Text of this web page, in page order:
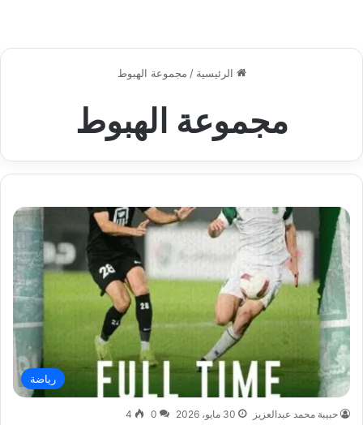
الرئيسية / مجموعة الهبوط
مجموعة الهبوط
رياضة
حبيبة محمد عبدالعزيز 30 مايو، 2026 0
4